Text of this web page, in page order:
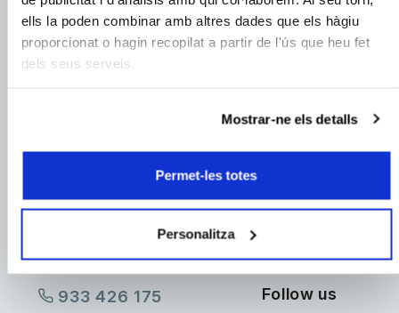
ells la poden combinar amb altres dades que els hàgiu
proporcionat o hagin recopilat a partir de l'ús que heu fet
dels seus serveis.
Mostrar-ne els detalls
Permet-les totes
Personalitza
Name:
the privacy terms and conditions.
I agree toreceive communications.
933 426 175 Follow us